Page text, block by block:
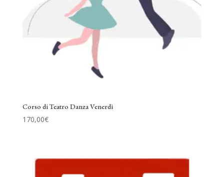
Corso di Teatro Danza Venerdì
170,00€